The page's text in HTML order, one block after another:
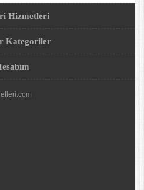
Hizmetleri
Kategoriler